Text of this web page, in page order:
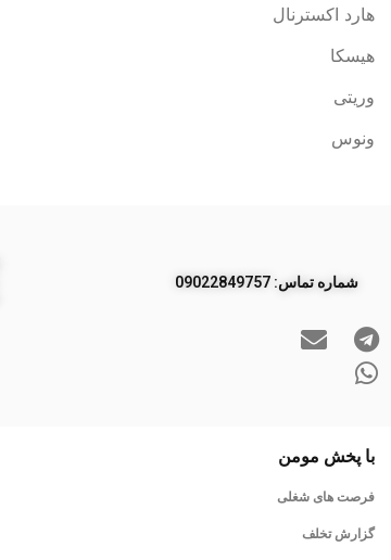
هارد اکسترنال
هیسکا
وریتی
ونوس
ﺷﻤﺎره ﺗﻤﺎس: 09022849757
با پخش مومن
فرصت های شغلی
گزارش تخلف